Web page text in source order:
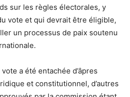
sur les règles électorales, y
vote et qui devrait être éligible,
un processus de paix soutenu
a été entachée d’âpres
et constitutionnel, d’autres